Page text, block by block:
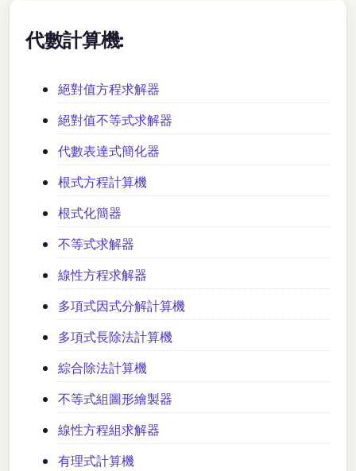
代數計算機:
絕對值方程求解器
絕對值不等式求解器
代數表達式簡化器
根式方程計算機
根式化簡器
不等式求解器
線性方程求解器
多項式因式分解計算機
多項式長除法計算機
綜合除法計算機
不等式組圖形繪製器
線性方程組求解器
有理式計算機